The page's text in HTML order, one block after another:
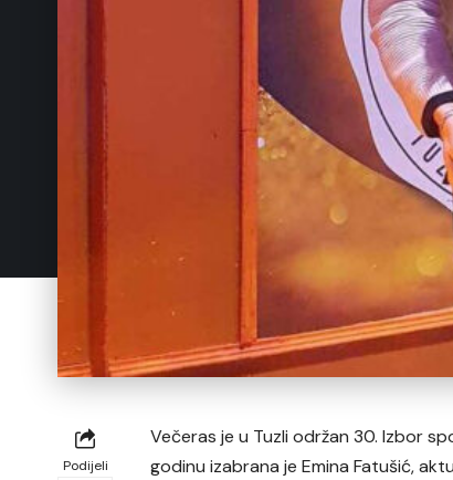
Podijeli
Večeras je u Tuzli održan 30. Izbor
godinu izabrana je Emina Fatušić,